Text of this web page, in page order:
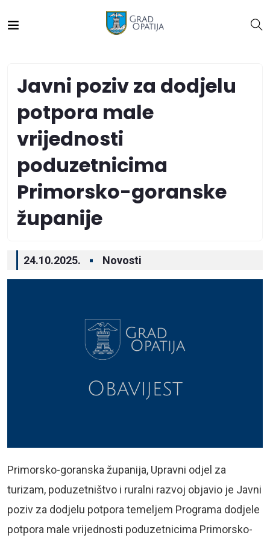
Javni poziv za dodjelu
potpora male
vrijednosti
poduzetnicima
Primorsko-goranske
županije
24.10.2025. Novosti
Primorsko-goranska županija, Upravni odjel za
turizam, poduzetništvo i ruralni razvoj objavio je Javni
poziv za dodjelu potpora temeljem Programa dodjele
potpora male vrijednosti poduzetnicima Primorsko-